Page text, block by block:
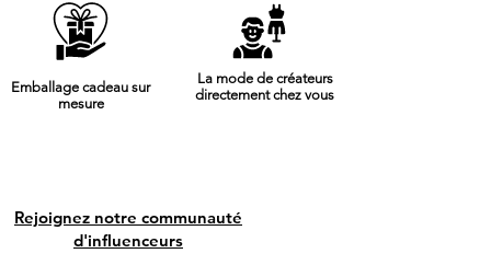
Emballage cadeau sur
mesure
La mode de créateurs
directement chez vous
Rejoignez notre communauté
d'influenceurs